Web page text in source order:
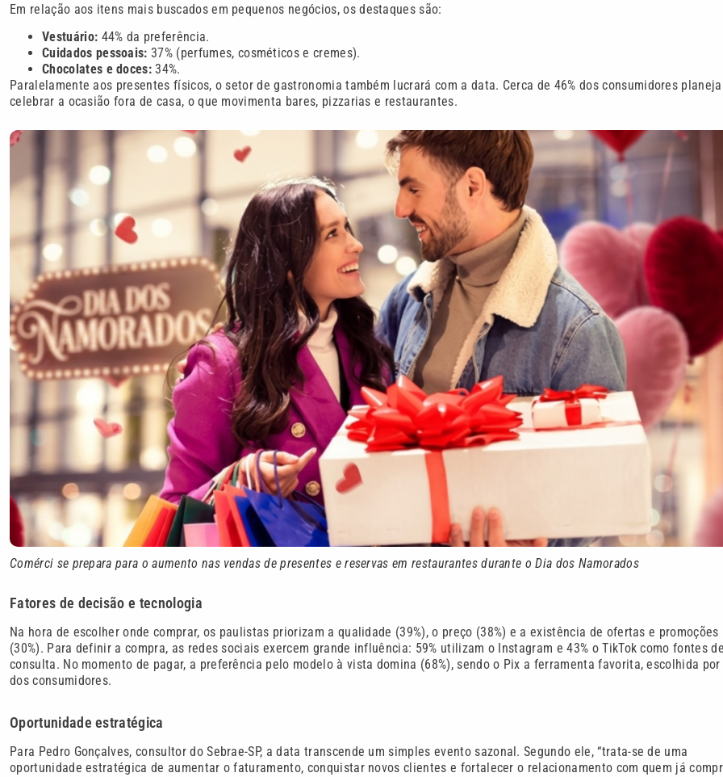
Em relação aos itens mais buscados em pequenos negócios, os destaques são:
Vestuário: 44% da preferência.
Cuidados pessoais: 37% (perfumes, cosméticos e cremes).
Chocolates e doces: 34%.
Paralelamente aos presentes físicos, o setor de gastronomia também lucrará com a data. Cerca de 46% dos consumidores
celebrar a ocasião fora de casa, o que movimenta bares, pizzarias e restaurantes.
Comérci se prepara para o aumento nas vendas de presentes e reservas em restaurantes durante o Dia dos Namorados
Fatores de decisão e tecnologia
Na hora de escolher onde comprar, os paulistas priorizam a qualidade (39%), o preço (38%) e a existência de ofertas e promoções
(30%). Para definir a compra, as redes sociais exercem grande influência: 59% utilizam o Instagram e 43% o TikTok como fontes de
consulta. No momento de pagar, a preferência pelo modelo à vista domina (68%), sendo o Pix a ferramenta favorita, escolhida por
dos consumidores.
Oportunidade estratégica
Para Pedro Gonçalves, consultor do Sebrae-SP, a data transcende um simples evento sazonal. Segundo ele, “trata-se de uma
oportunidade estratégica de aumentar o faturamento, conquistar novos clientes e fortalecer o relacionamento com quem já